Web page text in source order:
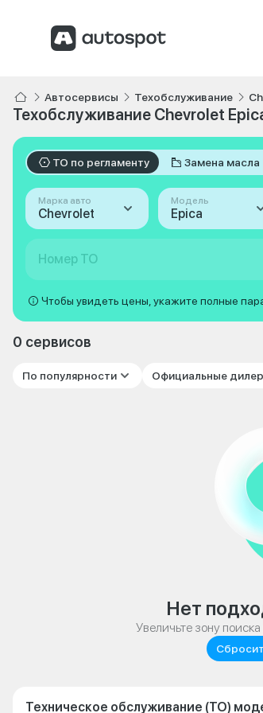
Автосервисы Техобслуживание
Техобслуживание Chevrolet
ТО по регламенту Замена масла
Марка авто
Chevrolet
Модель
Epica
Номер ТО
Чтобы увидеть цены, укажите полные
0 сервисов
По популярности Официальные
Нет
Увеличьте зону
Техническое обслуживание (ТО)